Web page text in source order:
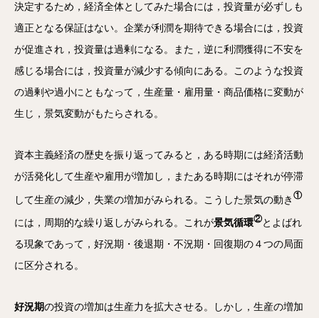
決定するため，経済全体としてみた場合には，投資量が必ずしも
適正となる保証はない。企業が利潤を期待できる場合には，投資
が促進され，投資量は過剰になる。また，逆に利潤獲得に不安を
感じる場合には，投資量が減少する傾向にある。このような投資
の過剰や過小にともなって，生産量・雇用量・商品価格に変動が
生じ，景気変動がもたらされる。
資本主義経済の歴史を振り返ってみると，ある時期には経済活動
が活発化して生産や雇用が増加し，またある時期にはそれが停滞
して生産の減少，失業の増加がみられる。こうした景気の動き ①
には，周期的な繰り返しがみられる。これが景気循環②とよばれ
る現象であって，好況期・後退期・不況期・回復期の４つの局面
に区分される。
好況期の投資の増加は生産力を拡大させる。しかし，生産の増加